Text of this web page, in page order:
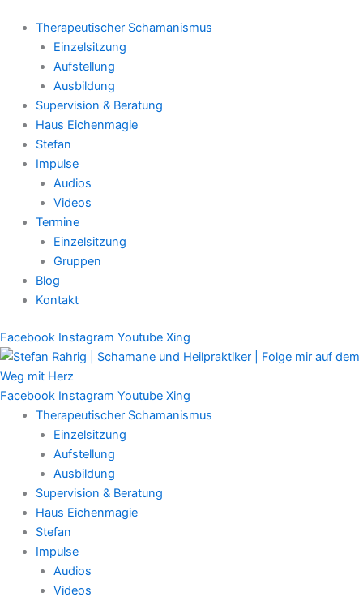
Therapeutischer Schamanismus
Einzelsitzung
Aufstellung
Ausbildung
Supervision & Beratung
Haus Eichenmagie
Stefan
Impulse
Audios
Videos
Termine
Einzelsitzung
Gruppen
Blog
Kontakt
Facebook Instagram Youtube Xing
Facebook Instagram Youtube Xing
Therapeutischer Schamanismus
Einzelsitzung
Aufstellung
Ausbildung
Supervision & Beratung
Haus Eichenmagie
Stefan
Impulse
Audios
Videos